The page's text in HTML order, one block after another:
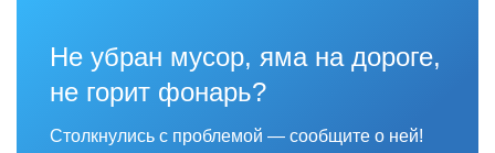
Не убран мусор, яма на дороге,
не горит фонарь?
Столкнулись с проблемой — сообщите о ней!